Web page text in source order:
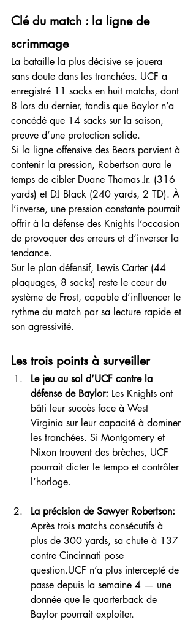
Clé du match : la ligne de
scrimmage
La bataille la plus décisive se jouera
sans doute dans les tranchées. UCF a
enregistré 11 sacks en huit matchs, dont
8 lors du dernier, tandis que Baylor n’a
concédé que 14 sacks sur la saison,
preuve d’une protection solide.
Si la ligne offensive des Bears parvient à
contenir la pression, Robertson aura le
temps de cibler Duane Thomas Jr. (316
yards) et DJ Black (240 yards, 2 TD). À
l’inverse, une pression constante pourrait
offrir à la défense des Knights l’occasion
de provoquer des erreurs et d’inverser la
tendance.
Sur le plan défensif, Lewis Carter (44
plaquages, 8 sacks) reste le cœur du
système de Frost, capable d’influencer le
rythme du match par sa lecture rapide et
son agressivité.
Les trois points à surveiller
Le jeu au sol d’UCF contre la
défense de Baylor: Les Knights ont
bâti leur succès face à West
Virginia sur leur capacité à dominer
les tranchées. Si Montgomery et
Nixon trouvent des brèches, UCF
pourrait dicter le tempo et contrôler
l’horloge.
La précision de Sawyer Robertson:
Après trois matchs consécutifs à
plus de 300 yards, sa chute à 137
contre Cincinnati pose
question.UCF n’a plus intercepté de
passe depuis la semaine 4 — une
donnée que le quarterback de
Baylor pourrait exploiter.